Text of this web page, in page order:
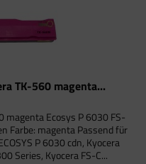
TK-560 magenta...
magenta Ecosys P 6030 FS-
Farbe: magenta Passend für
P 6030 cdn, Kyocera
Series, Kyocera FS-C...